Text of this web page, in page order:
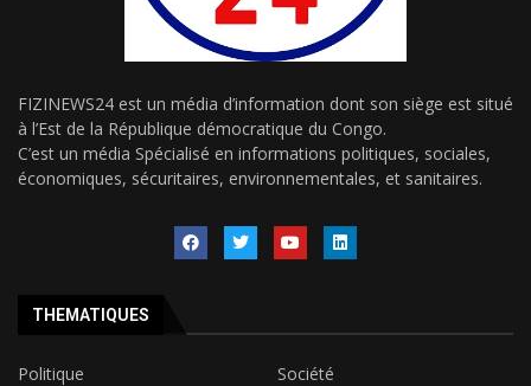
FIZINEWS24 est un média d’information dont son siège est situé
à l’Est de la République démocratique du Congo.
C’est un média Spécialisé en informations politiques, sociales,
économiques, sécuritaires, environnementales, et sanitaires.
THEMATIQUES
Politique
Société